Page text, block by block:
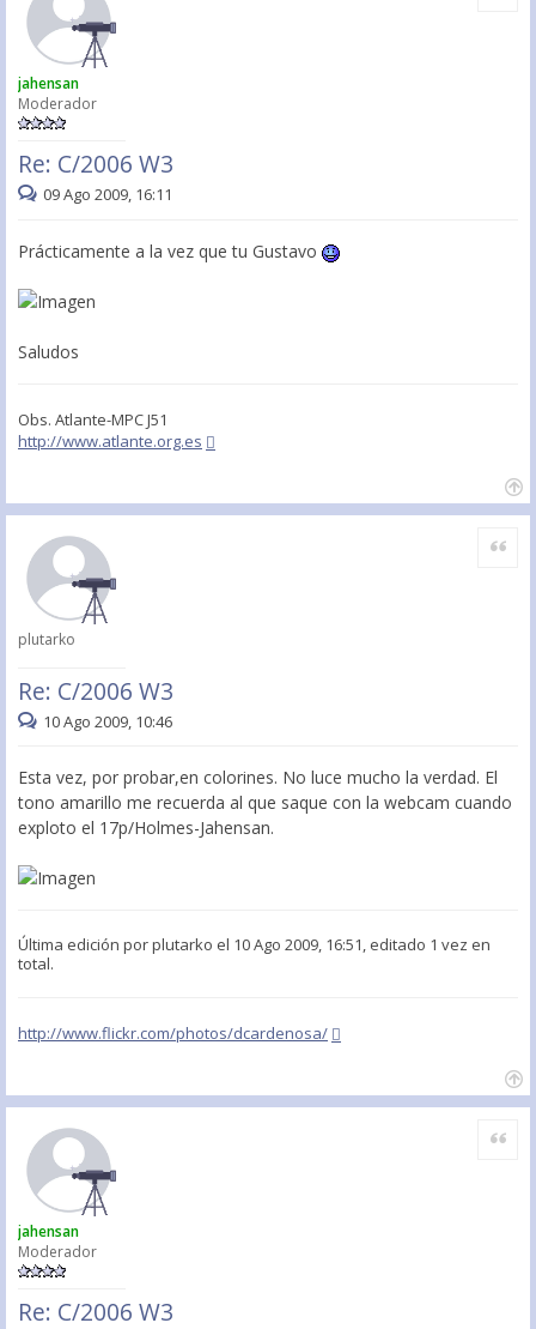
jahensan
Moderador
Re: C/2006 W3
09 Ago 2009, 16:11
Prácticamente a la vez que tu Gustavo
Saludos
Obs. Atlante-MPC J51
http://www.atlante.org.es
plutarko
Re: C/2006 W3
Citar
10 Ago 2009, 10:46
Esta vez, por probar,en colorines. No luce mucho la verdad. El
tono amarillo me recuerda al que saque con la webcam cuando
exploto el 17p/Holmes-Jahensan.
Última edición porplutarko el 10 Ago 2009, 16:51, editado 1 vez en
total.
http://www.flickr.com/photos/dcardenosa/
jahensan
Moderador
Re: C/2006 W3
Citar